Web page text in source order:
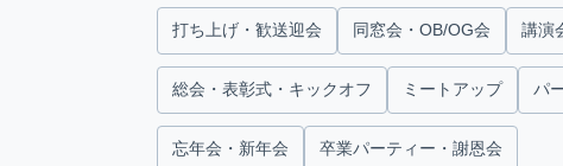
打ち上げ・歓送迎会 同窓会・OB/OG会 講演
総会・表彰式・キックオフ ミートアップ パ
忘年会・新年会 卒業パーティー・謝恩会